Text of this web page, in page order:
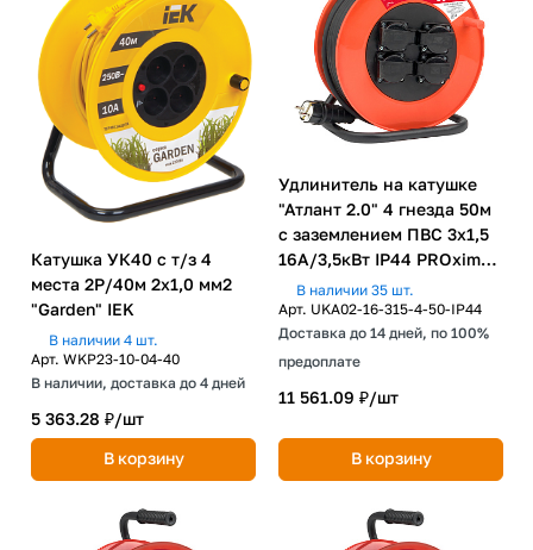
Катушка УК40 с т/з 4
места 2P/40м 2х1,0 мм2
"Garden" IEK
В наличии 4 шт.
Арт. WKP23-10-04-40
В наличии, доставка до 4 дней
5 363.28 ₽/шт
В корзину
Удлинитель на катушке
"Атлант 2.0" 4 гнезда 50м
с заземлением ПВС 3х1,5
16А/3,5кВт IP44 PROxima
EKFВ наличии 35 шт.
Арт. UKA02-16-315-4-50-IP44
Доставка до 14 дней, по 100%
предоплате
11 561.09 ₽/шт
В корзину